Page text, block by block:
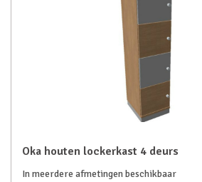
Oka houten lockerkast 4 deurs
In meerdere afmetingen beschikbaar